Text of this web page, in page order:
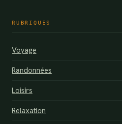
RUBRIQUES
Voyage
Randonnées
Loisirs
Relaxation